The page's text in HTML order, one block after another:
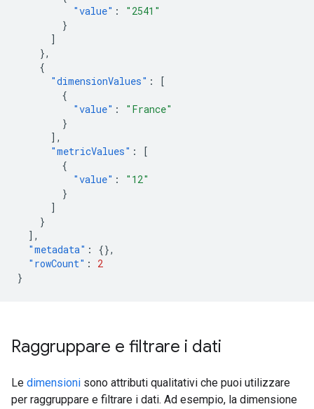
"value" :
"2541"
}
]
},
{
"dimensionValues" :
[
{
"value" :
"France"
}
],
"metricValues" :
[
{
"value" :
"12"
}
]
}
],
"metadata" :
{},
"rowCount" :
2
}
Raggruppare e filtrare i dati
Le dimensioni sono attributi qualitativi che puoi utilizzare
per raggruppare e filtrare i dati. Ad esempio, la dimensione